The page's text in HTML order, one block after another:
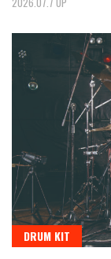
DRUM KIT